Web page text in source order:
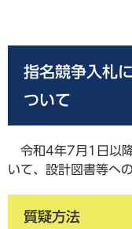
指名競争入札
ついて
令和4年7月1日以降
いて、設計図書等へ
質疑方法